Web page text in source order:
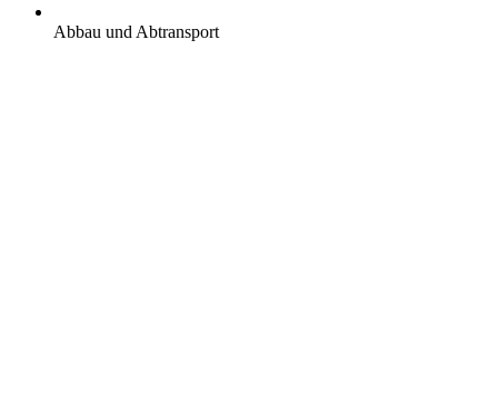
Abbau und Abtransport